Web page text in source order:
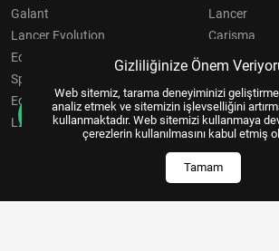
Galant
Lancer
Lancer Evolution
Carisma
Eclipse
Grandis
Space Star
Eclipse Cross
L200
Pajero
Gizliliğinize Önem
Web sitemiz, tarama deneyiminizi
analiz etmek ve sitemizin işlevselliğini
kullanmaktadır. Web sitemizi kullanmaya
çerezlerin kullanılmasını kabul etmiş
Tamam